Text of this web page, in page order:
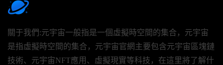
關于我們:元宇宙一般指是一個虛擬時空間的集合，元宇宙
是指虛擬時空間的集合，元宇宙官網主要包含元宇宙區塊鏈
技術、元宇宙NFT應用、虛擬現實等科技，在這里將了解什